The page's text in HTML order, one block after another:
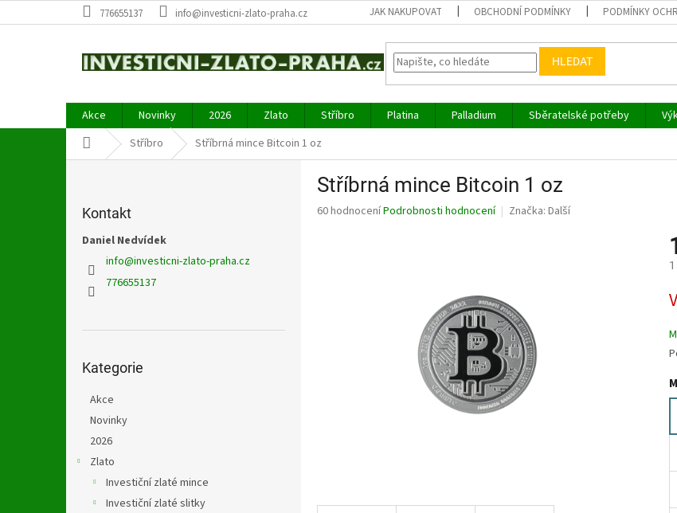
na
776655137 info@investicni-zlato-praha.cz JAK NAKUPOVAT OBCHODNÍ PODMÍNKY PODMÍNKY
HLEDAT
Akce Novinky 2026 Zlato Stříbro Platina Palladium Sběratelské potřeby
Domů Stříbro Stříbrná mince Bitcoin 1 oz
Kontakt
Daniel Nedvídek
info@investicni-zlato-praha.cz
776655137
kategorie
Kategorie
Akce
Novinky
2026
Zlato
Investiční zlaté mince
Investiční zlaté slitky
Stříbrná mince Bitcoin 1 oz
Průměrné
60 hodnoceníPodrobnosti hodnocení Značka: Další